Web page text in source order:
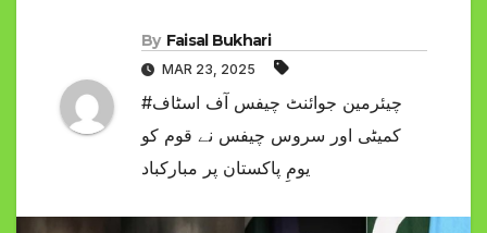
By Faisal Bukhari
MAR 23, 2025
#چیئرمین جوائنٹ چیفس آف اسٹاف
کمیٹی اور سروس چیفس نے قوم کو
یومِ پاکستان پر مبارکباد